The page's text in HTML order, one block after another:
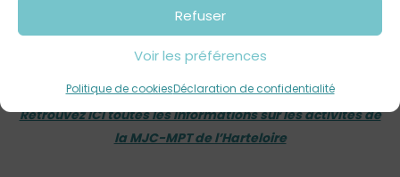
Refuser
Voir les préférences
Politique de cookiesDéclaration de confidentialité
d’avoir pris son adhésion et réglé sa cotisation. Tarifs pour
l’année : 15€ pour le 1er adulte de la famille (+16 ans), 10€
pour le 2e adulte de la famille (+16 ans), 2€ par enfant (-16
ans) dont un parent doit être adhérent
Retrouvez ICI toutes les informations sur les activités de
la MJC-MPT de l’Harteloire